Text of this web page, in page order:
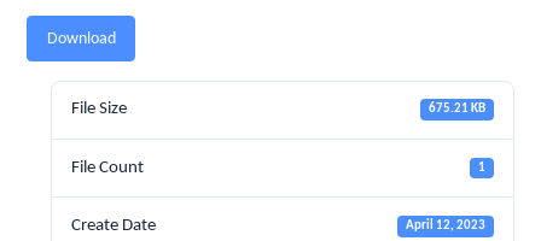
Download
File Size 675.21 KB
File Count 1
Create Date April 12, 2023